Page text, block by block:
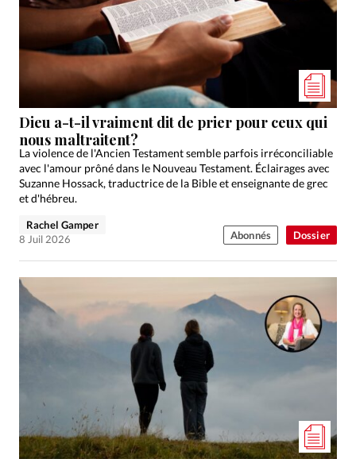
Dossier
Dieu a-t-il vraiment dit de prier pour ceux qui
nous maltraitent?
La violence de l'Ancien Testament semble parfois irréconciliable
avec l'amour prôné dans le Nouveau Testament. Éclairages avec
Suzanne Hossack, traductrice de la Bible et enseignante de grec
et d'hébreu.
Rachel Gamper
8 Juil 2026
Abonnés